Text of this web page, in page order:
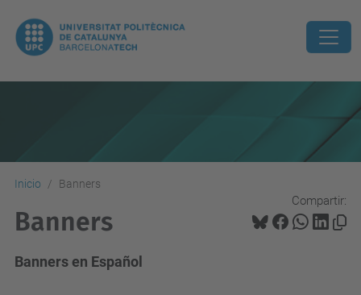
Inicio Banners
Compartir:
Banners
Banners en Español